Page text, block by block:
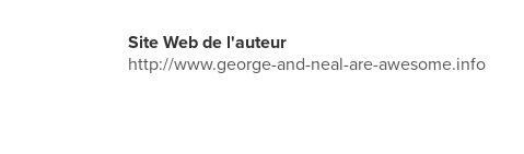
Site Web de l'auteur
http://www.george-and-neal-are-awesome.info